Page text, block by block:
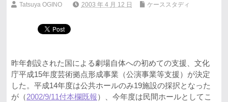
Tatsuya OGINO 2003 年 4 月 12 日 ケーススタディ
昨年創設された国による劇場自体への初めての支援、文化
庁平成15年度芸術拠点形成事業（公演事業等支援）が決定
した。平成14年度は公共ホールのみ19施設の採択となった
が（2002/9/11付本欄既報）、今年度は民間ホールとしてこ